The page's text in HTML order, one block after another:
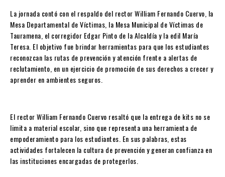
La jornada contó con el respaldo del rector William Fernando Cuervo, la
Mesa Departamental de Víctimas, la Mesa Municipal de Víctimas de
Tauramena, el corregidor Edgar Pinto de la Alcaldía y la edil María
Teresa. El objetivo fue brindar herramientas para que los estudiantes
reconozcan las rutas de prevención y atención frente a alertas de
reclutamiento, en un ejercicio de promoción de sus derechos a crecer y
aprender en ambientes seguros.
El rector William Fernando Cuervo resaltó que la entrega de kits no se
limita a material escolar, sino que representa una herramienta de
empoderamiento para los estudiantes. En sus palabras, estas
actividades fortalecen la cultura de prevención y generan confianza en
las instituciones encargadas de protegerlos.